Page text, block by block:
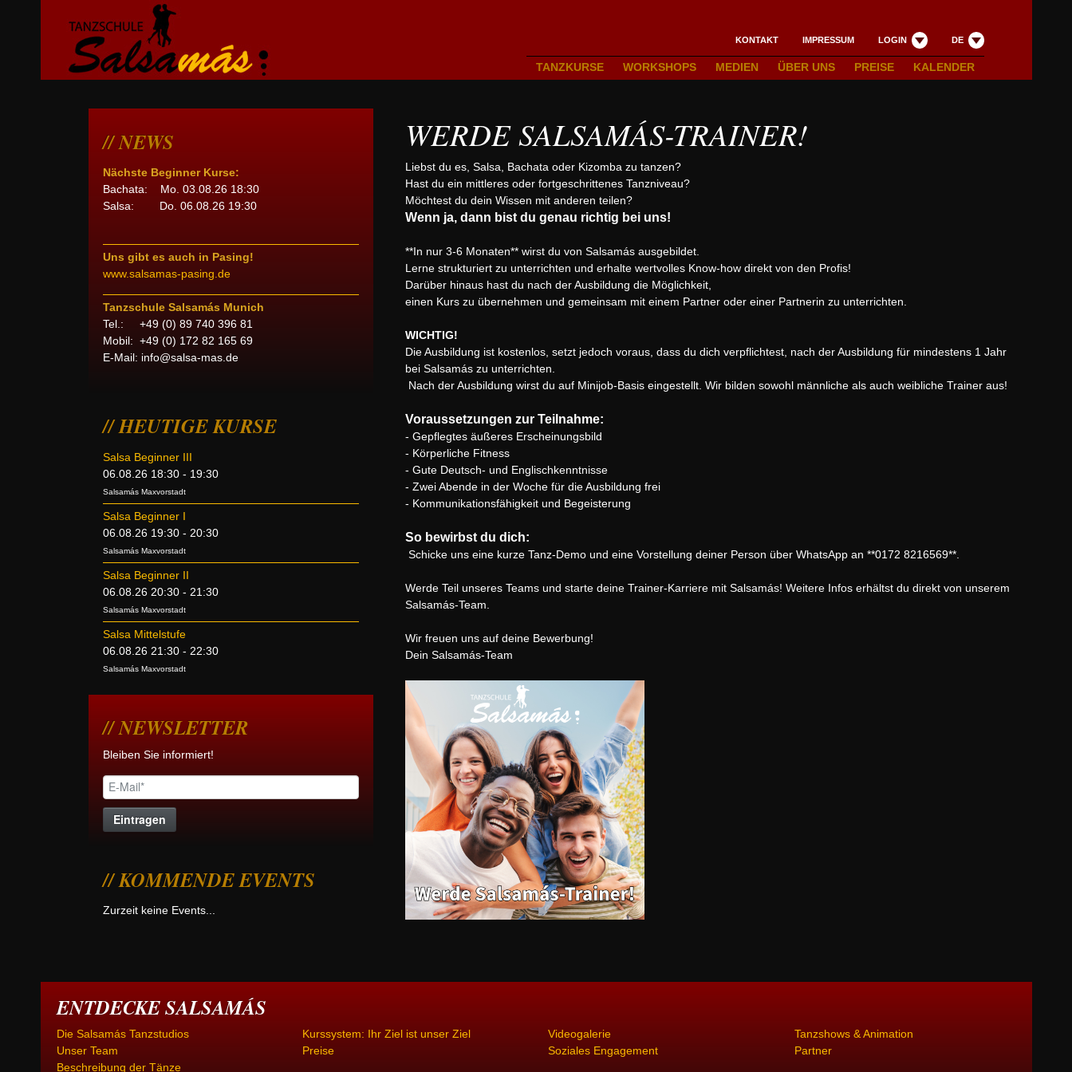
TANZKURSE WORKSHOPS MEDIEN ÜBER UNS PREISE KALENDER
DE
LOGIN
IMPRESSUM
KONTAKT
NEWS
Nächste Beginner Kurse:
Bachata: Mo. 03.08.26 18:30
Salsa: Do. 06.08.26 19:30
Uns gibt es auch in Pasing!
www.salsamas-pasing.de
Tanzschule Salsamás Munich
Tel.: +49 (0) 89 740 396 81
Mobil: +49 (0) 172 82 165 69
E-Mail: info@salsa-mas.de
HEUTIGE KURSE
Salsa Beginner III
06.08.26 18:30 - 19:30
Salsamás Maxvorstadt
Salsa Beginner I
06.08.26 19:30 - 20:30
Salsamás Maxvorstadt
Salsa Beginner II
06.08.26 20:30 - 21:30
Salsamás Maxvorstadt
Salsa Mittelstufe
06.08.26 21:30 - 22:30
Salsamás Maxvorstadt
NEWSLETTER
Bleiben Sie informiert!
KOMMENDE EVENTS
Zurzeit keine Events...
WERDE SALSAMÁS-TRAINER!
Liebst du es, Salsa, Bachata oder Kizomba zu tanzen?
Hast du ein mittleres oder fortgeschrittenes Tanzniveau?
Möchtest du dein Wissen mit anderen teilen?
Wenn ja, dann bist du genau richtig bei uns!
**In nur 3-6 Monaten** wirst du von Salsamás ausgebildet.
Lerne strukturiert zu unterrichten und erhalte wertvolles Know-how direkt von den Profis!
Darüber hinaus hast du nach der Ausbildung die Möglichkeit,
einen Kurs zu übernehmen und gemeinsam mit einem Partner oder einer Partnerin zu unterrichten.
WICHTIG!
Die Ausbildung ist kostenlos, setzt jedoch voraus, dass du dich verpflichtest, nach der Ausbildung für mindestens 1 Jahr
bei Salsamás zu unterrichten.
Nach der Ausbildung wirst du auf Minijob-Basis eingestellt. Wir bilden sowohl männliche als auch weibliche Trainer aus!
Voraussetzungen zur Teilnahme:
- Gepflegtes äußeres Erscheinungsbild
- Körperliche Fitness
- Gute Deutsch- und Englischkenntnisse
- Zwei Abende in der Woche für die Ausbildung frei
- Kommunikationsfähigkeit und Begeisterung
So bewirbst du dich:
Schicke uns eine kurze Tanz-Demo und eine Vorstellung deiner Person über WhatsApp an **0172 8216569**.
Werde Teil unseres Teams und starte deine Trainer-Karriere mit Salsamás! Weitere Infos erhältst du direkt von unserem
Salsamás-Team.
Wir freuen uns auf deine Bewerbung!
Dein Salsamás-Team
ENTDECKE SALSAMÁS
Die Salsamás Tanzstudios
Unser Team
Beschreibung der Tänze
Kurssystem: Ihr Ziel ist unser Ziel
Preise
Videogalerie
Soziales Engagement
Tanzshows & Animation
Partner